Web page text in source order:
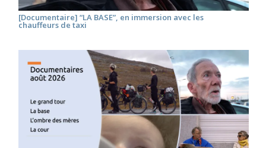
[Documentaire] “LA BASE”, en immersion avec les
chauffeurs de taxi